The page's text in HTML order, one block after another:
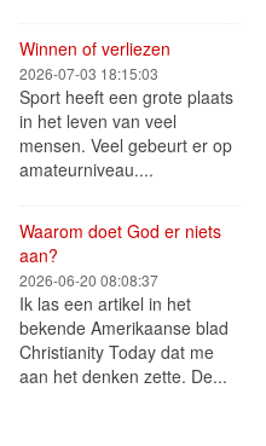
Winnen of verliezen
2026-07-03 18:15:03
Sport heeft een grote plaats
in het leven van veel
mensen. Veel gebeurt er op
amateurniveau....
Waarom doet God er niets
aan?
2026-06-20 08:08:37
Ik las een artikel in het
bekende Amerikaanse blad
Christianity Today dat me
aan het denken zette. De...